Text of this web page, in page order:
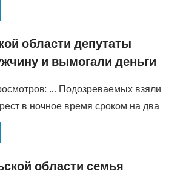
области депутаты
и вымогали деньги
… Подозреваемых взяли
в ночное время сроком на два
области семья